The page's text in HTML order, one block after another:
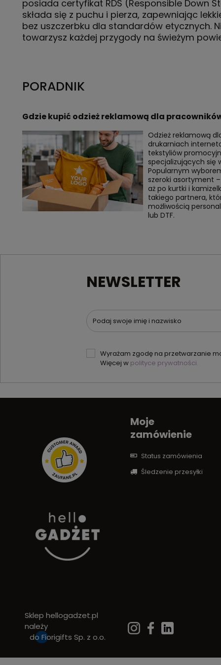
posiada certyfikat RDS (Responsible Down
składa się z puchu i pierza, zapewniając
bez uszczerbku dla standardów etycznych.
towarzysz każdej przygody na świeżym
PORADNIK
Gdzie kupić odzież reklamową dla
Odzież reklamową
drukarniach
tekstyliów
specjalizujących się
Popularnym
szeroki asortyment
aż po kurtki i
takiego partnera,
możliwością
lub DTF.
NEWSLETTER
Podaj swoje imię i nazwisko
Wyrażam zgodę na przetwarzanie
Więcej w polityce prywatności.
Sklep hellogadzet.pl
należy
do Fiorigifts Sp. z o.o.
Moje
zamówienie
Status zamówienia
Śledzenie przesyłki